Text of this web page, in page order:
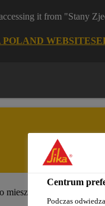
it from "Stany
POLAND WEBSITE
Centrum
Podczas